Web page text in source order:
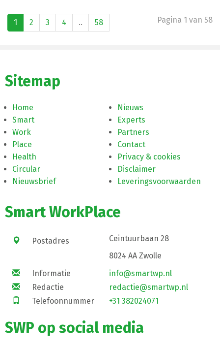
1 2 3 4 .. 58 Pagina 1 van 58
Sitemap
Home
Smart
Work
Place
Health
Circular
Nieuwsbrief
Nieuws
Experts
Partners
Contact
Privacy & cookies
Disclaimer
Leveringsvoorwaarden
Smart WorkPlace
Postadres
Ceintuurbaan 28
8024 AA Zwolle
Informatie
info@smartwp.nl
Redactie
redactie@smartwp.nl
Telefoonnummer
+31 382024071
SWP op social media